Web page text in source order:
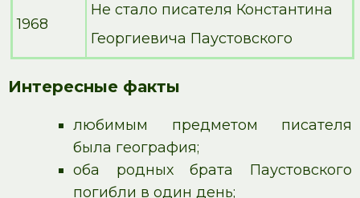
1968
Не стало писателя Константина
Георгиевича Паустовского
Интересные факты
любимым предметом писателя
была география;
оба родных брата Паустовского
погибли в один день;